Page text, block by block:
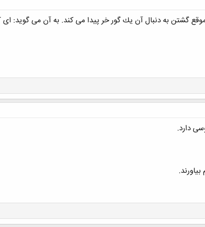
گشتن به دنبال آن یك گور خر پیدا می كند. به آن می گوید:
دارد.